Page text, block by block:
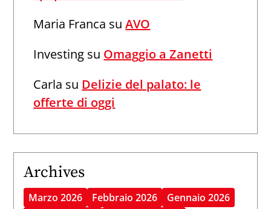
Maria Franca suAVO
Investing su Omaggio a Zanetti
Carla su Delizie del palato: le
offerte di oggi
Archives
Marzo 2026 Febbraio 2026
Gennaio 2026